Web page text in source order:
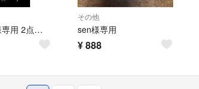
tendoutan様専用 2点おまとめ
その他
sen様専用
¥888